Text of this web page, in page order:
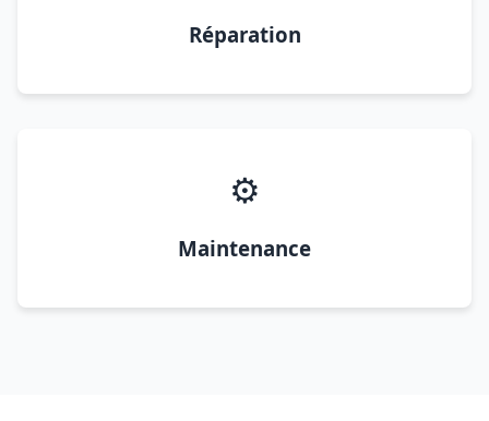
Réparation
⚙️
Maintenance